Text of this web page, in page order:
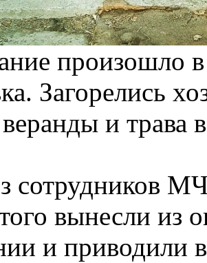
произошло
Загорелись
и трава
сотрудников
вынесли из
и приводили